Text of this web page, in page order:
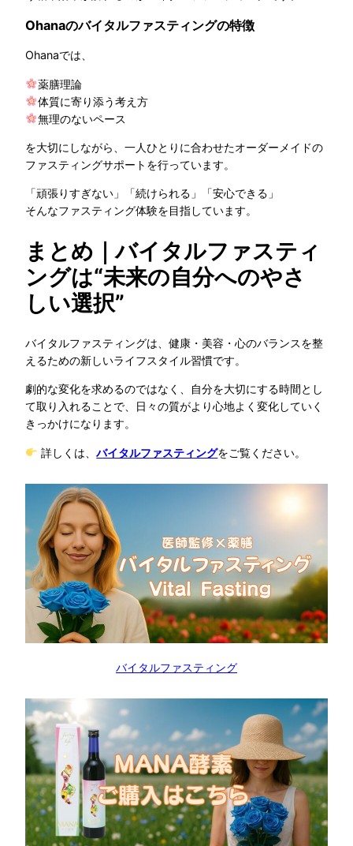
Ohanaのバイタルファスティングの特徴
Ohanaでは、
薬膳理論
体質に寄り添う考え方
無理のないペース
を大切にしながら、一人ひとりに合わせたオーダーメイドの
ファスティングサポートを行っています。
「頑張りすぎない」「続けられる」「安心できる」
そんなファスティング体験を目指しています。
まとめ｜バイタルファスティ
ングは“未来の自分へのやさ
しい選択”
バイタルファスティングは、健康・美容・心のバランスを整
えるための新しいライフスタイル習慣です。
劇的な変化を求めるのではなく、自分を大切にする時間とし
て取り入れることで、日々の質がより心地よく変化していく
きっかけになります。
詳しくは、バイタルファスティングをご覧ください。
バイタルファスティング